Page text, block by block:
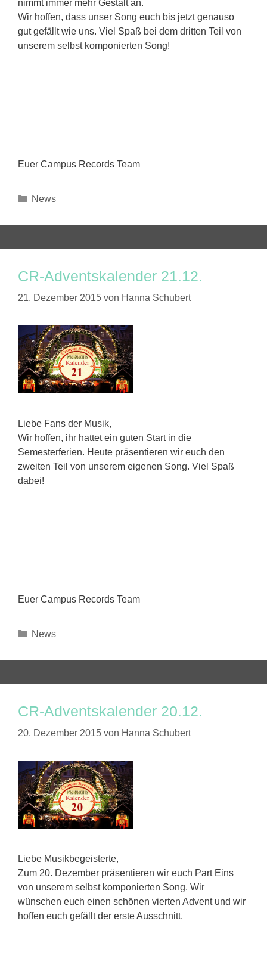
nimmt immer mehr Gestalt an.
Wir hoffen, dass unser Song euch bis jetzt genauso
gut gefällt wie uns. Viel Spaß bei dem dritten Teil von
unserem selbst komponierten Song!
Euer Campus Records Team
Kategorien
News
CR-Adventskalender 21.12.
21. Dezember 2015 von Hanna Schubert
Liebe Fans der Musik,
Wir hoffen, ihr hattet ein guten Start in die
Semesterferien. Heute präsentieren wir euch den
zweiten Teil von unserem eigenen Song. Viel Spaß
dabei!
Euer Campus Records Team
Kategorien
News
CR-Adventskalender 20.12.
20. Dezember 2015 von Hanna Schubert
Liebe Musikbegeisterte,
Zum 20. Dezember präsentieren wir euch Part Eins
von unserem selbst komponierten Song. Wir
wünschen euch einen schönen vierten Advent und wir
hoffen euch gefällt der erste Ausschnitt.